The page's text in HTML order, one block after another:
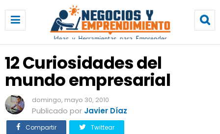
C
u
i
o
s
i
d
a
d
12 Curiosidades del
mundo empresarial
domingo, mayo 30, 2010
Publicado por Javier Díaz
Compartir Twittear